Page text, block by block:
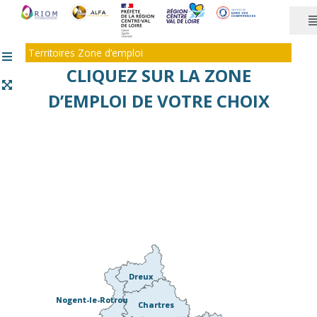
Territoires Zone d’emploi
CLIQUEZ SUR LA ZONE
D’EMPLOI DE VOTRE CHOIX
Dreux
Dreux
Nogent-le-Rotrou
Nogent-le-Rotrou Chartres
Chartres
Panneau de gestion des cookies